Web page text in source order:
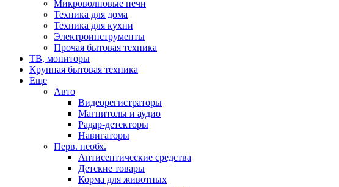
Микроволновые печи
Техника для дома
Техника для кухни
Электроинструменты
Прочая бытовая техника
ТВ, мониторы
Крупная бытовая техника
Еще
Авто
Видеорегистраторы
Магнитолы и аудио
Радар-детекторы
Навигаторы
Перв. необх.
Антисептические средства
Детские товары
Корма для животных